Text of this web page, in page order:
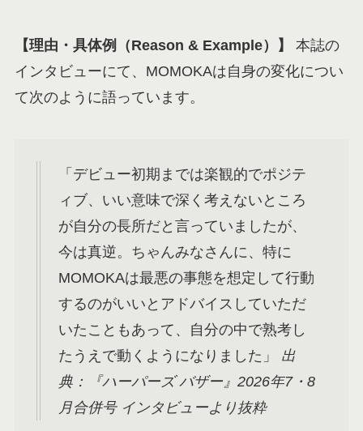
【理由・具体例（Reason & Example）】
本誌の
インタビューにて、MOMOKAは自身の変化につい
て次のように語っています。
「デビュー初期までは楽観的でポジテ
ィブ、いい意味で深く考えないところ
が自分の長所だと言っていましたが、
今は真逆。ちゃんみなさんに、特に
MOMOKAは最悪の事態を想定して行動
するのがいいとアドバイスしていただ
いたこともあって、自分の中で熟考し
たうえで動くようになりました」 出
典：『ハーパーズ バザー』2026年7・8
月合併号 インタビューより抜粋